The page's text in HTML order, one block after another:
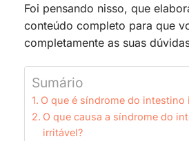
Foi pensando nisso, que
conteúdo completo para que
completamente as suas
Sumário
O que é síndrome do intestino
O que causa a síndrome do
irritável?